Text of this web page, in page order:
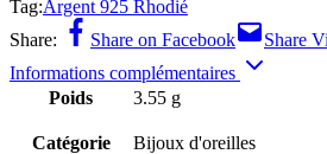
Tag:Argent 925 Rhodié
Share:
Share on Facebook
Share
Informations complémentaires
Poids
3.55 g
Catégorie Bijoux d'oreilles